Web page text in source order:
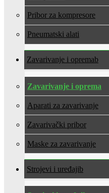
Pribor za kompresore
Pneumatski alati
Zavarivanje i oprema
Zavarivanje i oprema
Aparati za zavarivanje
Zavarivački pribor
Maske za zavarivanje
Strojevi i uređaji